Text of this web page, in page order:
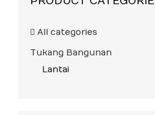
All categories
Tukang Bangunan
Lantai